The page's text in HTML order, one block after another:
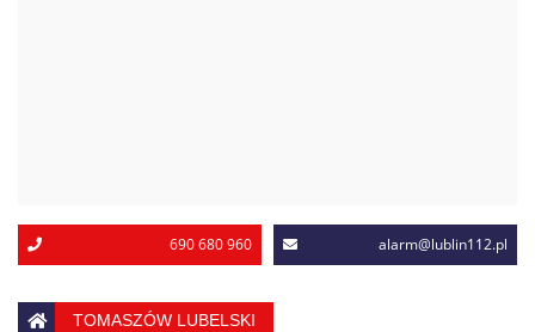
690 680 960 alarm@lublin112.pl
TOMASZÓW LUBELSKI